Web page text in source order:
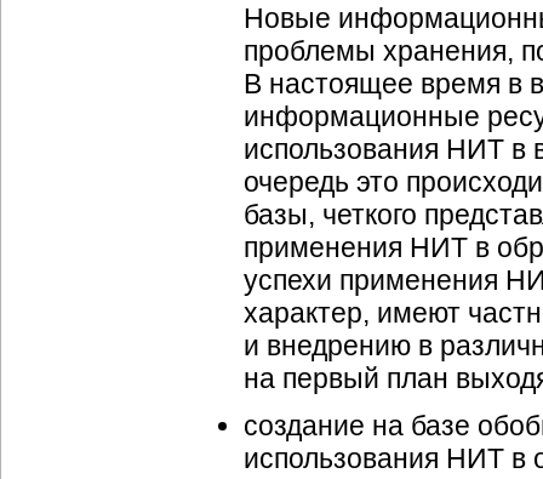
Новые
проблемы хранения,
В настоящее время в
информационные
использования НИТ в
очередь это
базы, четкого
применения НИТ в
успехи применения
характер, имеют
и внедрению в
на первый план
создание на базе
использования НИТ в